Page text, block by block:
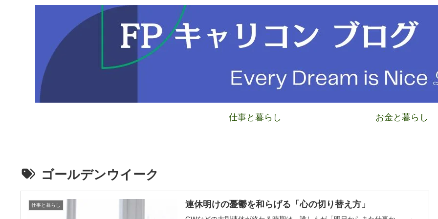
仕事と暮らし お金と暮らし
ゴールデンウイーク
仕事と暮らし 連休明けの憂鬱を和らげる「心の切り替え方」